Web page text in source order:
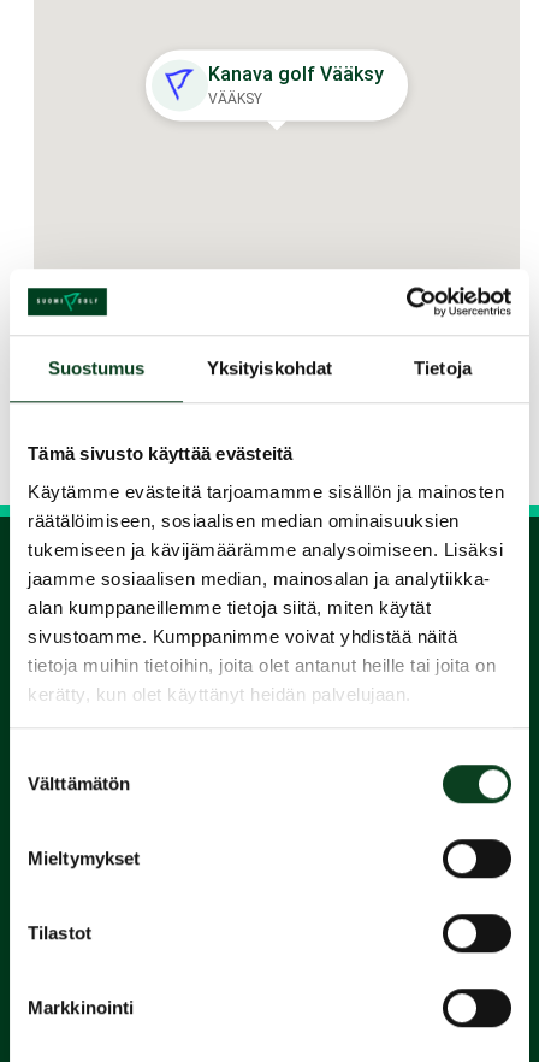
Suostumus Yksityiskohdat Tietoja
Tämä sivusto käyttää evästeitä
Käytämme evästeitä tarjoamamme sisällön ja mainosten
räätälöimiseen, sosiaalisen median ominaisuuksien
tukemiseen ja kävijämäärämme analysoimiseen. Lisäksi
jaamme sosiaalisen median, mainosalan ja analytiikka-
alan kumppaneillemme tietoja siitä, miten käytät
sivustoamme. Kumppanimme voivat yhdistää näitä
tietoja muihin tietoihin, joita olet antanut heille tai joita on
kerätty, kun olet käyttänyt heidän palvelujaan.
valinta
Välttämätön
Mieltymykset
Tilastot
Markkinointi
Kanava golf Vääksy
VÄÄKSY
Jaa kurssi kaverille
Siirry takaisin hakuun
1.
Varaa
alkeiskurssi
2.
Suorita